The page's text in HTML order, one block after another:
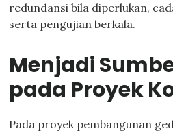
redundansi bila diperlukan,
serta pengujian berkala.
Menjadi
pada Proyek
Pada proyek pembangunan